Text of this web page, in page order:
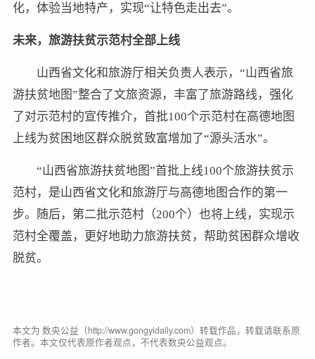
化，体验当地特产，实现“让特色走出去”。
未来，旅游扶贫示范村全部上线
山西省文化和旅游厅相关负责人表示，“山西省旅
游扶贫地图”整合了文旅资源，丰富了旅游路线，强化
了对示范村的宣传推介，首批100个示范村在高德地图
上线为贫困地区群众脱贫致富增加了“源头活水”。
“山西省旅游扶贫地图”首批上线100个旅游扶贫示
范村，是山西省文化和旅游厅与高德地图合作的第一
步。随后，第二批示范村（200个）也将上线，实现示
范村全覆盖，更好地助力旅游扶贫，帮助贫困群众增收
脱贫。
本文为 数央公益（http://www.gongyidaily.com）转载作品，转载请联系原
作者。本文仅代表原作者观点，不代表数央公益观点。